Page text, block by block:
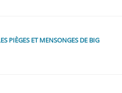
PIÈGES ET MENSONGES DE BIG